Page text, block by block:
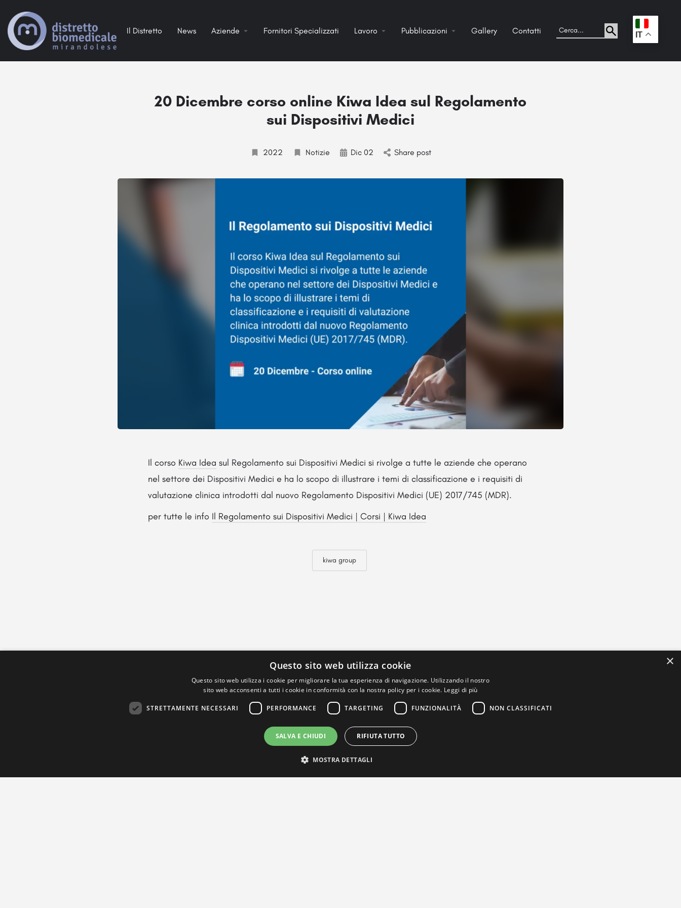
Il Distretto News Aziende Fornitori Specializzati Lavoro Pubblicazioni Gallery Contatti . IT
20 Dicembre corso online Kiwa Idea sul Regolamento
sui Dispositivi Medici
2022 Notizie Dic 02 Share post
Il corso Kiwa Idea sul Regolamento sui Dispositivi Medici si rivolge a tutte le aziende che operano
nel settore dei Dispositivi Medici e ha lo scopo di illustrare i temi di classificazione e i requisiti di
valutazione clinica introdotti dal nuovo Regolamento Dispositivi Medici (UE) 2017/745 (MDR).
per tutte le info Il Regolamento sui Dispositivi Medici | Corsi | Kiwa Idea
kiwa group
×
Questo sito web utilizza cookie
Questo sito web utilizza i cookie per migliorare la tua esperienza di navigazione. Utilizzando il nostro
sito web acconsenti a tutti i cookie in conformità con la nostra policy per i cookie. Leggi di più
STRETTAMENTE NECESSARI PERFORMANCE TARGETING FUNZIONALITÀ NON CLASSIFICATI
SALVA E CHIUDI RIFIUTA TUTTO
MOSTRA DETTAGLI